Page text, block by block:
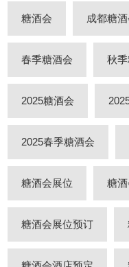
糖酒会 成都糖
春季糖酒会 秋
2025糖酒会
2025春季糖酒会
糖酒会展位 糖
糖酒会展位预订